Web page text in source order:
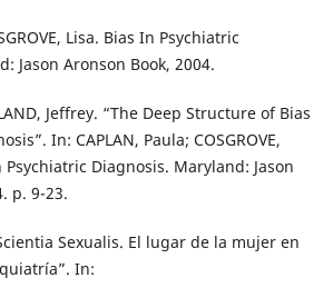
Lisa. Bias In Psychiatric
Jason Aronson Book, 2004.
Jeffrey. “The Deep Structure of Bias
In: CAPLAN, Paula; COSGROVE,
Psychiatric Diagnosis. Maryland: Jason
p. 9-23.
Sexualis. El lugar de la mujer en
In: